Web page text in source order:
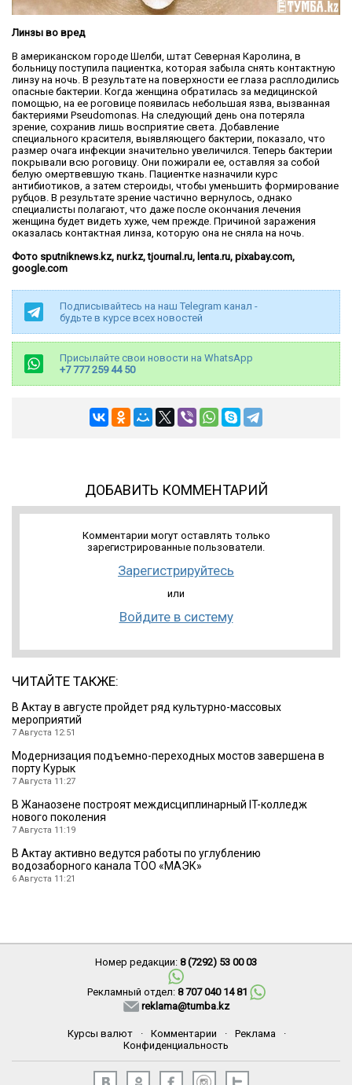
Линзы во вред
В американском городе Шелби, штат Северная Каролина, в
больницу поступила пациентка, которая забыла снять контактную
линзу на ночь. В результате на поверхности ее глаза расплодились
опасные бактерии. Когда женщина обратилась за медицинской
помощью, на ее роговице появилась небольшая язва, вызванная
бактериями Pseudomonas. На следующий день она потеряла
зрение, сохранив лишь восприятие света. Добавление
специального красителя, выявляющего бактерии, показало, что
размер очага инфекции значительно увеличился. Теперь бактерии
покрывали всю роговицу. Они пожирали ее, оставляя за собой
белую омертвевшую ткань. Пациентке назначили курс
антибиотиков, а затем стероиды, чтобы уменьшить формирование
рубцов. В результате зрение частично вернулось, однако
специалисты полагают, что даже после окончания лечения
женщина будет видеть хуже, чем прежде. Причиной заражения
оказалась контактная линза, которую она не сняла на ночь.
Фото sputniknews.kz, nur.kz, tjournal.ru, lenta.ru, pixabay.com,
google.com
Подписывайтесь на наш Telegram канал -
будьте в курсе всех новостей
Присылайте свои новости на WhatsApp
+7 777 259 44 50
ДОБАВИТЬ КОММЕНТАРИЙ
Комментарии могут оставлять только
зарегистрированные пользователи.
Зарегистрируйтесь
или
Войдите в систему
ЧИТАЙТЕ ТАКЖЕ:
В Актау в августе пройдет ряд культурно-массовых
мероприятий
7 Августа 12:51
Модернизация подъемно-переходных мостов завершена в
порту Курык
7 Августа 11:27
В Жанаозене построят междисциплинарный IT-колледж
нового поколения
7 Августа 11:19
В Актау активно ведутся работы по углублению
водозаборного канала ТОО «МАЭК»
6 Августа 11:21
Номер редакции: 8 (7292) 53 00 03
Рекламный отдел: 8 707 040 14 81
reklama@tumba.kz
Курсы валют · Комментарии · Реклама
·
Конфиденциальность